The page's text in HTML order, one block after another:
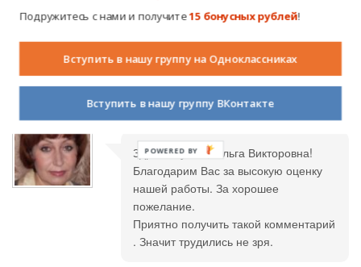
грамотно. Справились с
успехов в конкурсе!
Лариса Лобанова 16.04.2012 в 21:56
Здравствуйте , Ольга Викторовна!
Благодарим Вас за высокую оценку
нашей работы. За хорошее
пожелание.
Приятно получить такой комментарий
. Значит трудились не зря.
Подружитесь с нами и получите15 бонусных рублей!
Вступить в нашу группу на Одноклассниках
Вступить в нашу группу ВКонтакте